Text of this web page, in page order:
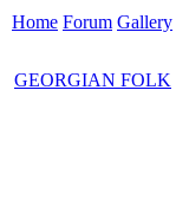
Home Forum Gallery
GEORGIAN FOLK